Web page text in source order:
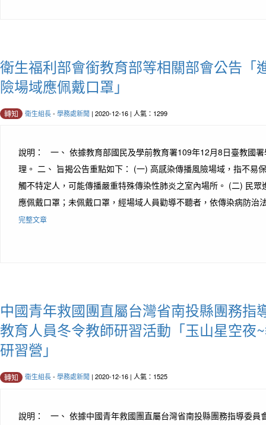
衛生福利部會銜教育部等相關部會公告「
險場域應佩戴口罩」
轉知 衛生組長- 學務處新聞 | 2020-12-16 | 人氣：1299
說明： 一、 依據教育部國民及學前教育署109年12月8日臺教國
理。 二、 旨揭公告重點如下： (一) 高感染傳播風險場域，指不易
觸不特定人，可能傳播嚴重特殊傳染性肺炎之室內場所。 (二) 民眾
應佩戴口罩；未佩戴口罩，經場域人員勸導不聽者，依傳染病防治
完整文章
中國青年救國團直屬台灣省南投縣團務指
教育人員冬令教師研習活動「玉山星空夜
研習營」
轉知 衛生組長- 學務處新聞 | 2020-12-16 | 人氣：1525
說明： 一、 依據中國青年救國團直屬台灣省南投縣團務指導委員